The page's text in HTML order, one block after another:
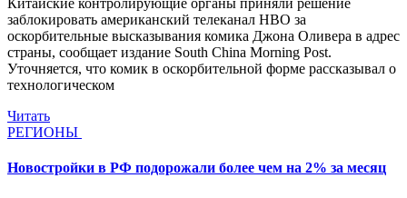
Китайские контролирующие органы приняли решение
заблокировать американский телеканал HBO за
оскорбительные высказывания комика Джона Оливера в адрес
страны, сообщает издание South China Morning Post.
Уточняется, что комик в оскорбительной форме рассказывал о
технологическом
Читать
РЕГИОНЫ
Новостройки в РФ подорожали более чем на 2% за месяц